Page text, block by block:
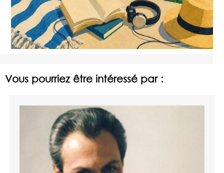
Vous pourriez être intéressé par :